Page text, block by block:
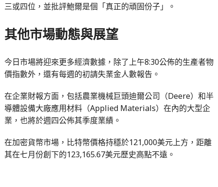
三或四位，並批評鮑爾是個「真正的頑固份子」。
其他市場動態與展望
今日市場將迎來更多經濟數據，除了上午8:30公佈的生產者物
價指數外，還有每週的初請失業金人數報告。
在企業財報方面，包括農業機械巨頭迪爾公司（Deere）和半
導體設備大廠應用材料（Applied Materials）在內的大型企
業，也將於週四公佈其季度業績。
在加密貨幣市場，比特幣價格持穩於121,000美元上方，距離
其在七月份創下的123,165.67美元歷史高點不遠。